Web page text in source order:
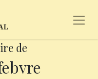
de